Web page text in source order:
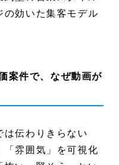
の効いた集客モデル
案件で、なぜ動画が
は伝わりきらない
「雰囲気」を可視化